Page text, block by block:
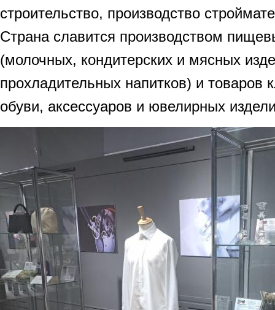
строительство, производство
Страна славится производством
(молочных, кондитерских и мясных
прохладительных напитков) и товаров
обуви, аксессуаров и ювелирных